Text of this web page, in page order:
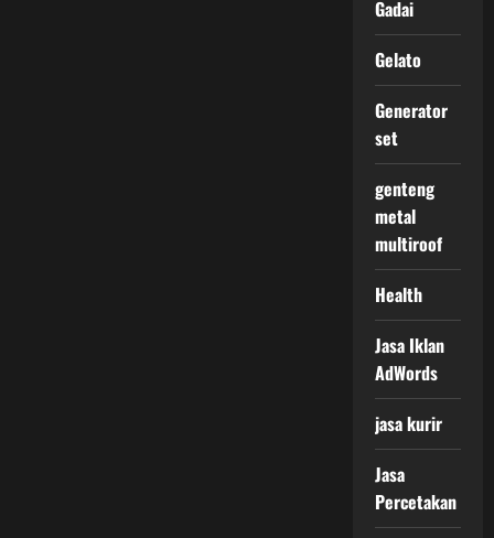
Gadai
Gelato
Generator
set
genteng
metal
multiroof
Health
Jasa Iklan
AdWords
jasa kurir
Jasa
Percetakan